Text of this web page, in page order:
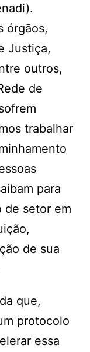
órgãos,
Justiça,
outros,
de
trabalhar
para
de setor em
de sua
que,
protocolo
essa